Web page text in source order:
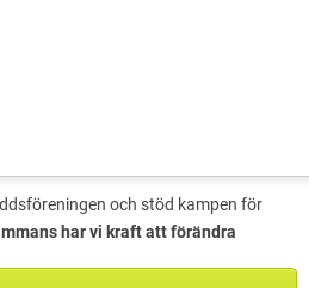
och stöd kampen för
har vi kraft att förändra